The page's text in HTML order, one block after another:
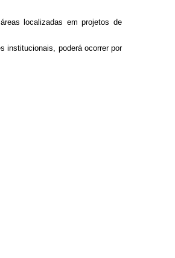
localizadas em projetos de
institucionais, poderá ocorrer por